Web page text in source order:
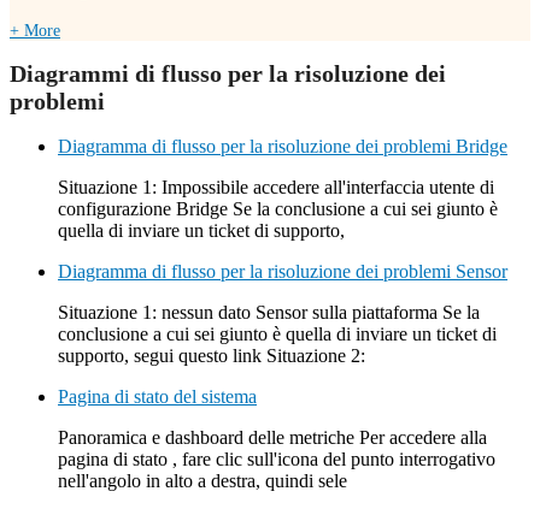
+ More
Diagrammi di flusso per la risoluzione dei
problemi
Diagramma di flusso per la risoluzione dei problemi Bridge
Situazione 1: Impossibile accedere all'interfaccia utente di
configurazione Bridge Se la conclusione a cui sei giunto è
quella di inviare un ticket di supporto,
Diagramma di flusso per la risoluzione dei problemi Sensor
Situazione 1: nessun dato Sensor sulla piattaforma Se la
conclusione a cui sei giunto è quella di inviare un ticket di
supporto, segui questo link Situazione 2:
Pagina di stato del sistema
Panoramica e dashboard delle metriche Per accedere alla
pagina di stato , fare clic sull'icona del punto interrogativo
nell'angolo in alto a destra, quindi sele